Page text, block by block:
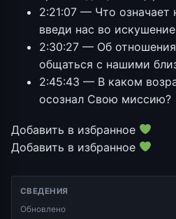
2:21:07 — Что означает
введи нас во
2:30:27 — Об
общаться с нашими
2:45:43 — В каком
осознал Свою миссию?
Добавить в избранное
Добавить в избранное
СВЕДЕНИЯ
Обновлено